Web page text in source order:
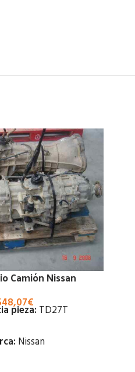
Camión Nissan
€
pieza: TD27T
Nissan